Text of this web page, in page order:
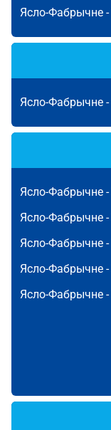
Ясло-Фабрычне -
Ясло-Фабрычне -
Ясло-Фабрычне -
Ясло-Фабрычне -
Ясло-Фабрычне -
Ясло-Фабрычне -
Ясло-Фабрычне -